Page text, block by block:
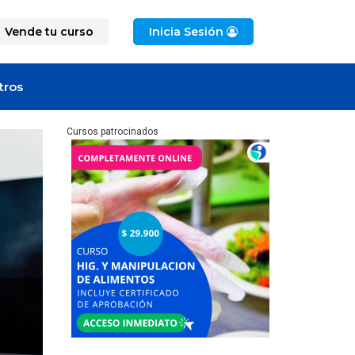
Vende tu curso Inicia Sesión
Cursos patrocinados